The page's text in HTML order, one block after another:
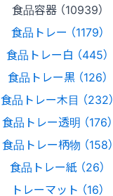
食品容器 （10939）
食品トレー （1179）
食品トレー白 （445）
食品トレー黒 （126）
食品トレー木目 （232）
食品トレー透明 （176）
食品トレー柄物 （158）
食品トレー紙 （26）
トレーマット （16）